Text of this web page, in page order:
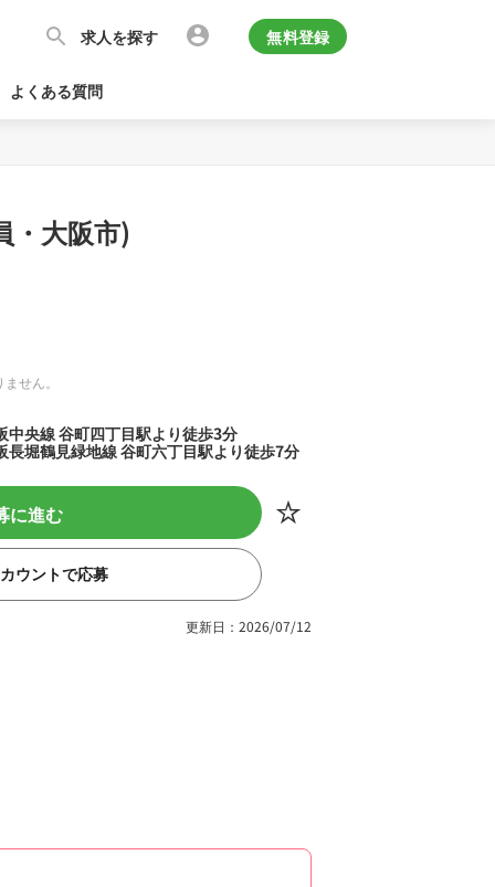
求人を探す 無料登録
よくある質問
・大阪市)
せん。
中央線 谷町四丁目駅より徒歩3分
長堀鶴見緑地線 谷町六丁目駅より徒歩7分
に進む
ウントで応募
更新日：2026/07/12